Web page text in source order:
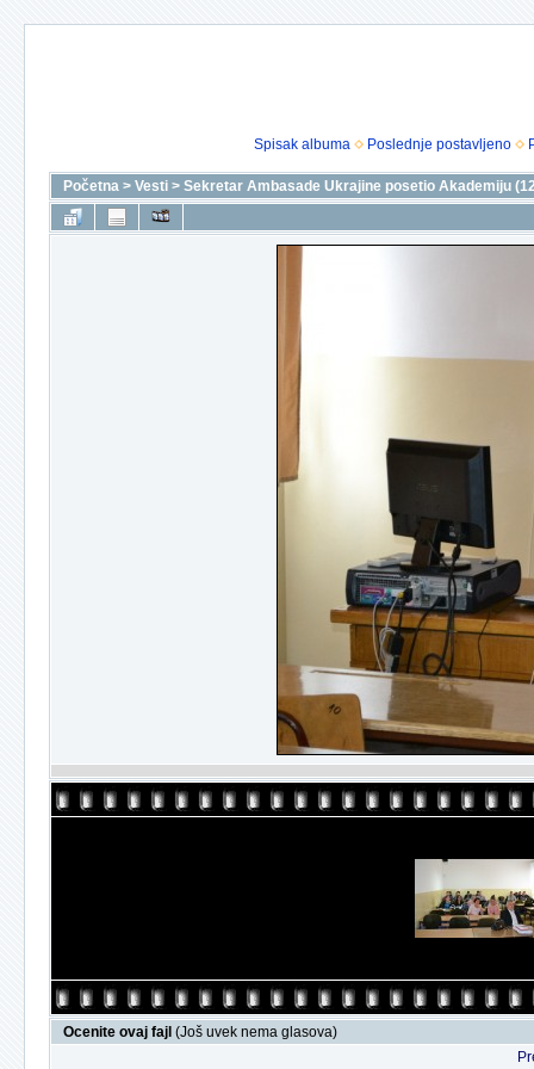
Spisak albuma Poslednje postavljeno
Početna > Vesti > Sekretar Ambasade Ukrajine posetio Akademiju
Ocenite ovaj fajl (Još uvek nema glasova)